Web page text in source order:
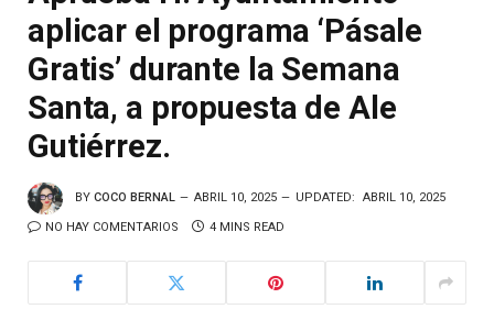
aplicar el programa ‘Pásale
Gratis’ durante la Semana
Santa, a propuesta de Ale
Gutiérrez.
BY COCO BERNAL ABRIL 10, 2025 UPDATED: ABRIL 10, 2025
NO HAY COMENTARIOS 4 MINS READ